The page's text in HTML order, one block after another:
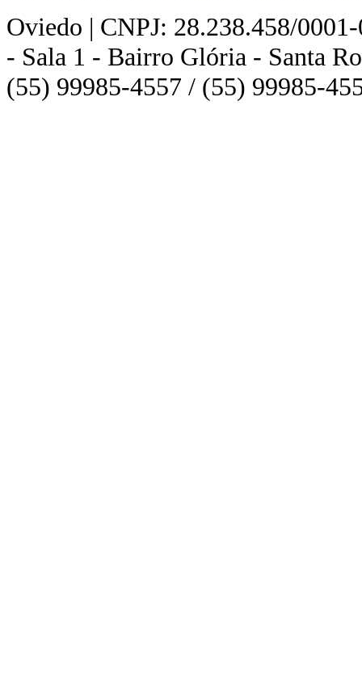
Oviedo | CNPJ: 28.238.458/
- Sala 1 - Bairro Glória - Santa
(55) 99985-4557 / (55) 99985-